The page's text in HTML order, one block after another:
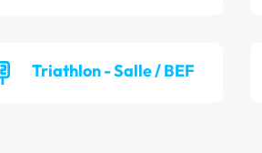
Triathlon - Salle / BEF